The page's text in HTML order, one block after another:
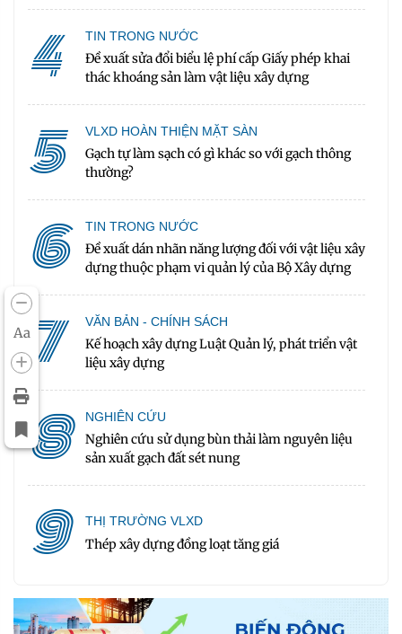
Aa
4 TIN TRONG NƯỚC
Đề xuất sửa đổi biểu lệ phí cấp Giấy phép khai
thác khoáng sản làm vật liệu xây dựng
5 VLXD HOÀN THIỆN MẶT SÀN
Gạch tự làm sạch có gì khác so với gạch thông
thường?
6 TIN TRONG NƯỚC
Đề xuất dán nhãn năng lượng đối với vật liệu xây
dựng thuộc phạm vi quản lý của Bộ Xây dựng
7 VĂN BẢN - CHÍNH SÁCH
Kế hoạch xây dựng Luật Quản lý, phát triển vật
liệu xây dựng
8 NGHIÊN CỨU
Nghiên cứu sử dụng bùn thải làm nguyên liệu
sản xuất gạch đất sét nung
9 THỊ TRƯỜNG VLXD
Thép xây dựng đồng loạt tăng giá